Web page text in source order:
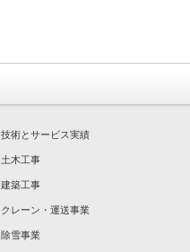
技術とサービス実績
土木工事
建築工事
クレーン・運送事業
除雪事業